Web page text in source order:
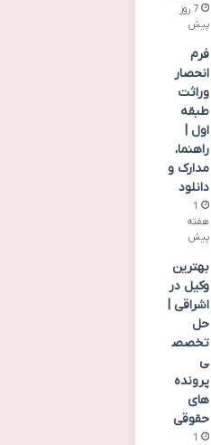
7 روز
پیش
فرم
انحصار
وراثت
طبقه
اول |
راهنما،
مدارک و
دانلود
1
هفته
پیش
بهترین
وکیل در
اشراقی |
حل
تخصص
ی
پرونده
های
حقوقی
1